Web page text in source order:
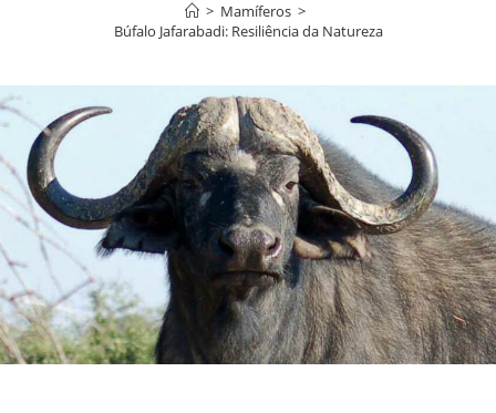
> Mamíferos >
Búfalo Jafarabadi: Resiliência da Natureza